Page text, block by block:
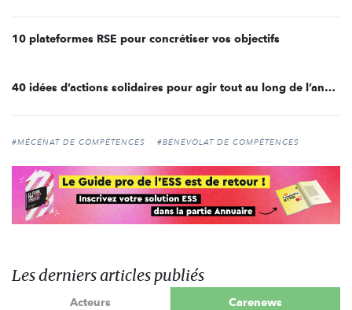
10 plateformes RSE pour concrétiser vos objectifs
40 idées d’actions solidaires pour agir tout au long de l’année
#MÉCÉNAT DE COMPÉTENCES #BÉNÉVOLAT DE COMPÉTENCES
Les derniers articles publiés
Acteurs Carenews